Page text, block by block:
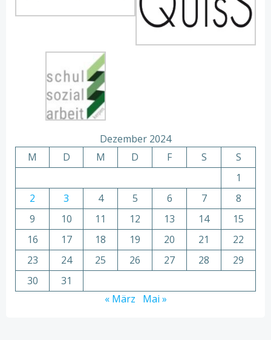
Dezember 2024
M
D M D F S
S
1
2
3 4 5 6 7
8
9
10 11 12 13 14
15
16
17 18 19 20 21
22
23
24 25 26 27 28
29
30
31
« März
Mai »